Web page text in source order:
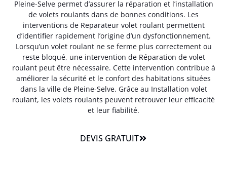
Pleine-Selve permet d’assurer la réparation et l’installation
de volets roulants dans de bonnes conditions. Les
interventions de Reparateur volet roulant permettent
d’identifier rapidement l’origine d’un dysfonctionnement.
Lorsqu’un volet roulant ne se ferme plus correctement ou
reste bloqué, une intervention de Réparation de volet
roulant peut être nécessaire. Cette intervention contribue à
améliorer la sécurité et le confort des habitations situées
dans la ville de Pleine-Selve. Grâce au Installation volet
roulant, les volets roulants peuvent retrouver leur efficacité
et leur fiabilité.
DEVIS GRATUIT